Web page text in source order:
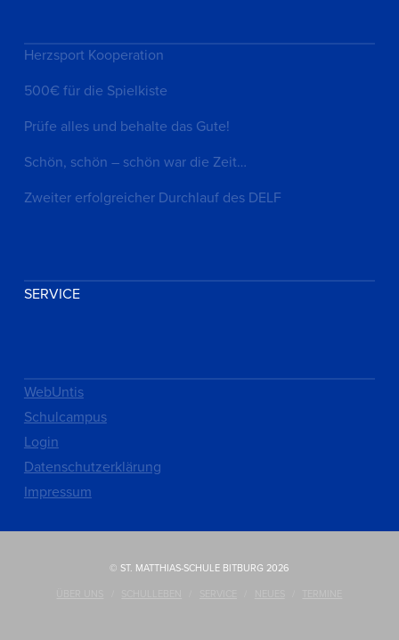
Herzsport Kooperation
500€ für die Spielkiste
Prüfe alles und behalte das Gute!
Schön, schön – schön war die Zeit…
Zweiter erfolgreicher Durchlauf des DELF
SERVICE
WebUntis
Schulcampus
Login
Datenschutzerklärung
Impressum
© ST. MATTHIAS-SCHULE BITBURG 2026